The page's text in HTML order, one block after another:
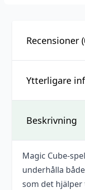
Beskrivning
Magic Cube-
underhålla
som det
Ytterligare
Vikt
Recensioner
Recensioner
Det finns inga
Bli först
spel med
Du måste vara
recension.